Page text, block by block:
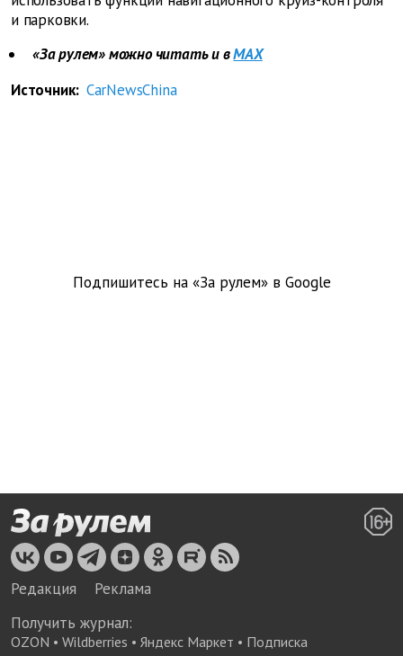
и парковки.
«За рулем» можно читать и вMAX
Источник: CarNewsChina
Подпишитесь на «За рулем» в Google
Редакция
Реклама
Получить журнал:
OZON • Wildberries • Яндекс Маркет • Подписка